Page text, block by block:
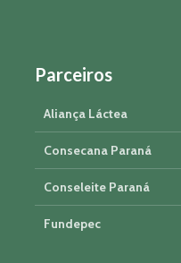
Parceiros
Aliança Láctea
Consecana Paraná
Conseleite Paraná
Fundepec